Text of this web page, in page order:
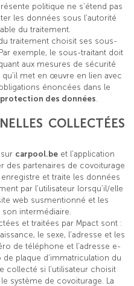
politique ne s’étend pas
les données sous l’autorité
du traitement.
traitement choisit ses sous-
exemple, le sous-traitant doit
aux mesures de sécurité
met en œuvre en lien avec
énoncées dans le
des données.
COLLECTÉES
carpool.be et l’application
des partenaires de covoiturage
et traite les données
par l’utilisateur lorsqu’il/elle
web susmentionné et les
intermédiaire.
et traitées par Mpact sont :
le sexe, l’adresse et les
de téléphone et l’adresse e-
plaque d’immatriculation du
collecté si l’utilisateur choisit
système de covoiturage. La